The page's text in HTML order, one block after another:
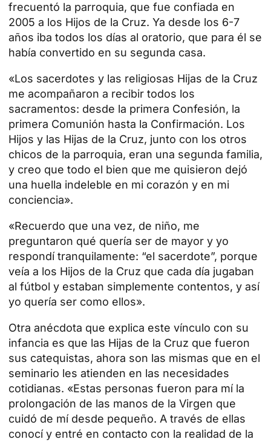
frecuentó la parroquia, que fue confiada en
2005 a los Hijos de la Cruz. Ya desde los 6-7
años iba todos los días al oratorio, que para él se
había convertido en su segunda casa.
«Los sacerdotes y las religiosas Hijas de la Cruz
me acompañaron a recibir todos los
sacramentos: desde la primera Confesión, la
primera Comunión hasta la Confirmación. Los
Hijos y las Hijas de la Cruz, junto con los otros
chicos de la parroquia, eran una segunda familia,
y creo que todo el bien que me quisieron dejó
una huella indeleble en mi corazón y en mi
conciencia».
«Recuerdo que una vez, de niño, me
preguntaron qué quería ser de mayor y yo
respondí tranquilamente: “el sacerdote”, porque
veía a los Hijos de la Cruz que cada día jugaban
al fútbol y estaban simplemente contentos, y así
yo quería ser como ellos».
Otra anécdota que explica este vínculo con su
infancia es que las Hijas de la Cruz que fueron
sus catequistas, ahora son las mismas que en el
seminario les atienden en las necesidades
cotidianas. «Estas personas fueron para mí la
prolongación de las manos de la Virgen que
cuidó de mí desde pequeño. A través de ellas
conocí y entré en contacto con la realidad de la